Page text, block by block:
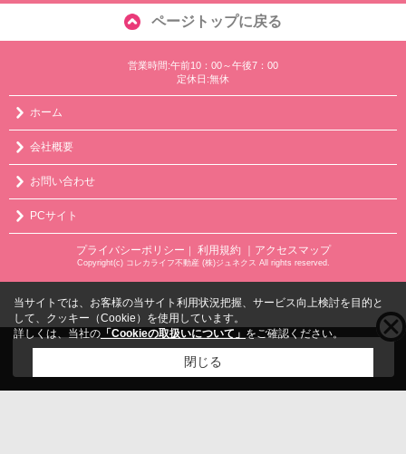
ページトップに戻る
営業時間:午前10：00～午後7：00
定休日:無休
ホーム
会社概要
お問い合わせ
PCサイト
プライバシーポリシー 利用規約 ｜アクセスマップ
Copyright(c) コレカライフ不動産 (株)ジュネクス All rights reserved.
こちらの物件をご覧の方にお勧めな物件
当サイトでは、お客様の当サイト利用状況把握、サービス向上検討を目的と
して、クッキー（Cookie）を使用しています。
詳しくは、当社の 「Cookieの取扱いについて」 をご確認ください。
閉じる